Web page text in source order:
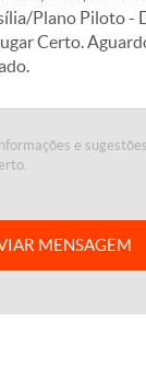
e
MENSAGEM